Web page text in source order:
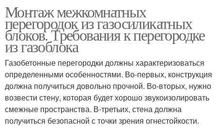
Монтаж межкомнатных
перегородок из газосиликатных
блоков. Требования к перегородке
из газоблока
Газобетонные перегородки должны характеризоваться
определенными особенностями. Во-первых, конструкция
должна получиться довольно прочной. Во-вторых, нужно
возвести стену, которая будет хорошо звукоизолировать
смежные пространства. В-третьих, стена должна
получиться безопасной с точки зрения огнестойкости.